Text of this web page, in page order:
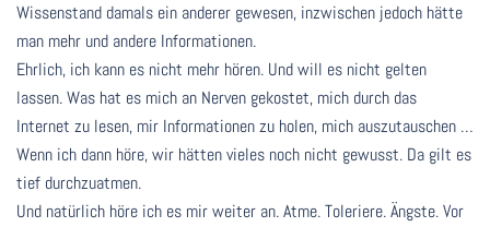
Wissenstand damals ein anderer gewesen, inzwischen jedoch hätte
man mehr und andere Informationen.
Ehrlich, ich kann es nicht mehr hören. Und will es nicht gelten
lassen. Was hat es mich an Nerven gekostet, mich durch das
Internet zu lesen, mir Informationen zu holen, mich auszutauschen …
Wenn ich dann höre, wir hätten vieles noch nicht gewusst. Da gilt es
tief durchzuatmen.
Und natürlich höre ich es mir weiter an. Atme. Toleriere. Ängste. Vor